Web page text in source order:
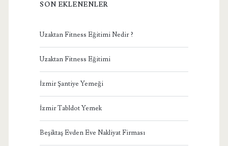
SON EKLENENLER
Uzaktan Fitness Eğitimi Nedir ?
Uzaktan Fitness Eğitimi
İzmir Şantiye Yemeği
İzmir Tabldot Yemek
Beşiktaş Evden Eve Nakliyat Firması